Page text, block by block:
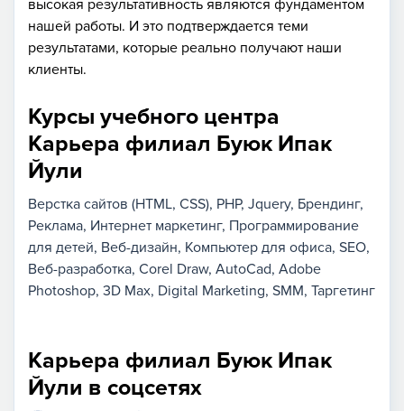
высокая результативность являются фундаментом
нашей работы. И это подтверждается теми
результатами, которые реально получают наши
клиенты.
Курсы учебного центра
Карьера филиал Буюк Ипак
Йули
Верстка сайтов (HTML, CSS) PHP Jquery Брендинг
Реклама Интернет маркетинг Программирование
для детей Веб-дизайн Компьютер для офиса SEO
Веб-разработка Corel Draw AutoCad Adobe
Photoshop 3D Max Digital Marketing SMM Таргетинг
Карьера филиал Буюк Ипак
Йули в соцсетях